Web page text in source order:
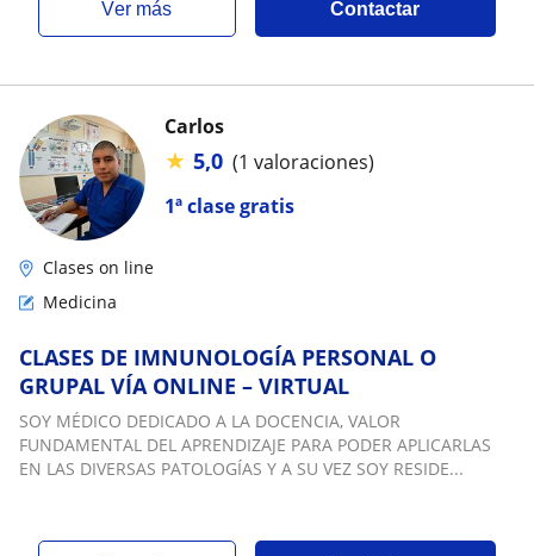
ver más Contactar
1ª clase gratis
Carlos
★ 5,0 (1 valoraciones)
Clases on line
Medicina
CLASES DE IMNUNOLOGÍA PERSONAL O
GRUPAL VÍA ONLINE – VIRTUAL
SOY MÉDICO DEDICADO A LA DOCENCIA, VALOR
FUNDAMENTAL DEL APRENDIZAJE PARA PODER APLICARLAS
EN LAS DIVERSAS PATOLOGÍAS Y A SU VEZ SOY RESIDE...